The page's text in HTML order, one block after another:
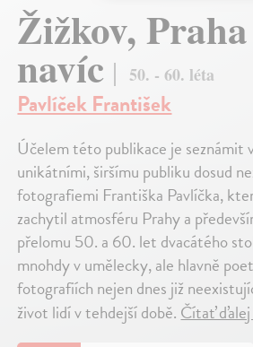
Žižkov,
navíc 50. - 60. léta
Pavlíček František
Účelem této publikace je seznámit
unikátními, širšímu publiku dosud
fotografiemi Františka Pavlíčka,
zachytil atmosféru Prahy a
přelomu 50. a 60. let dvacátého
mnohdy v umělecky, ale hlavně
fotografiích nejen dnes již
život lidí v tehdejší době. Čítať ďalej